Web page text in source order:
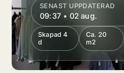
SENAST UPPDATERAD
09:37 • 02 aug.
Skapad 4
d
Ca. 20
m2